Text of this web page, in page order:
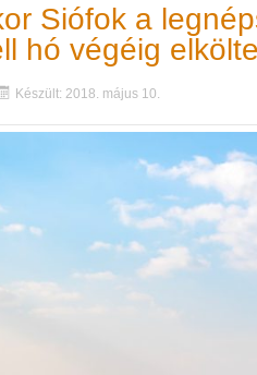
Siófok a
hó végéig
Készült: 2018. május 10.